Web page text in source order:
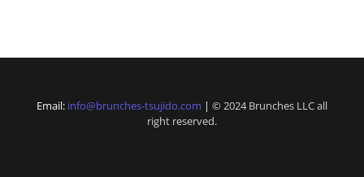
Email: info@brunches-tsujido.com | © 2024 Brunches LLC all
right reserved.